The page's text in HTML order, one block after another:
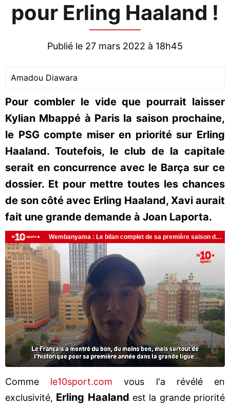
pour Erling Haaland !
Publié le 27 mars 2022 à 18h45
Amadou Diawara
Pour combler le vide que pourrait laisser
Kylian Mbappé à Paris la saison prochaine,
le PSG compte miser en priorité sur Erling
Haaland. Toutefois, le club de la capitale
serait en concurrence avec le Barça sur ce
dossier. Et pour mettre toutes les chances
de son côté avec Erling Haaland, Xavi aurait
fait une grande demande à Joan Laporta.
Comme le10sport.com vous l'a révélé en
exclusivité, Erling Haaland est la grande priorité